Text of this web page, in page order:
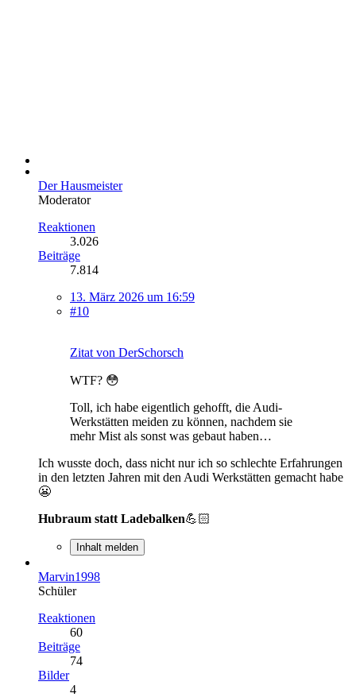
Der Hausmeister
Moderator
Reaktionen
3.026
Beiträge
7.814
13. März 2026 um 16:59
#10
Zitat von DerSchorsch
WTF? 😳
Toll, ich habe eigentlich gehofft, die Audi-
Werkstätten meiden zu können, nachdem sie
mehr Mist als sonst was gebaut haben…
Ich wusste doch, dass nicht nur ich so schlechte Erfahrungen
in den letzten Jahren mit den Audi Werkstätten gemacht habe
😬
Hubraum statt Ladebalken💪🏻
Inhalt melden
Marvin1998
Schüler
Reaktionen
60
Beiträge
74
Bilder
4